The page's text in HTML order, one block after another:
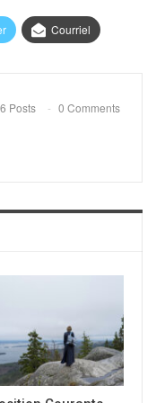
Courriel
6 Posts 0 Comments